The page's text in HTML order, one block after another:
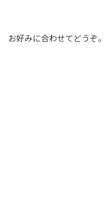
お好みに合わせてどうぞ。